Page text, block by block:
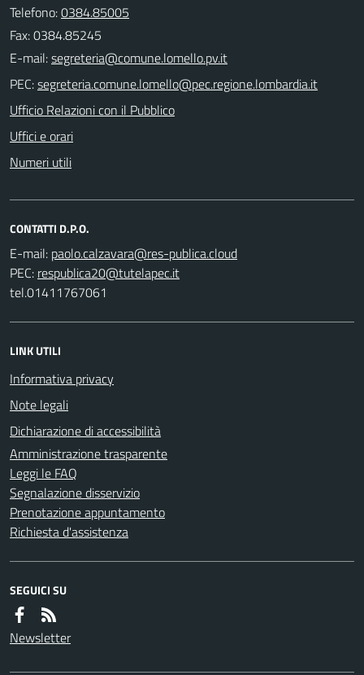
Telefono:0384.85005
Fax: 0384.85245
E-mail:
PEC:
Ufficio Relazioni con il Pubblico
Uffici e orari
Numeri utili
CONTATTI D.P.O.
E-mail:
PEC:
tel.01411767061
LINK UTILI
Informativa privacy
Note legali
Dichiarazione di accessibilità
Amministrazione trasparente
Leggi le FAQ
Segnalazione disservizio
Prenotazione appuntamento
Richiesta d'assistenza
SEGUICI SU
Newsletter